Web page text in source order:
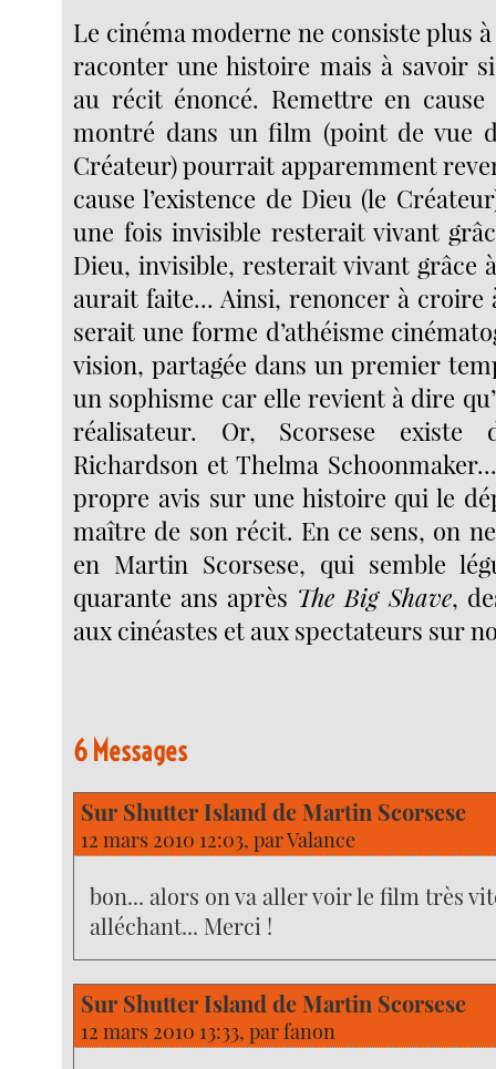
Le cinéma moderne ne consiste plus
raconter une histoire mais à savoir
au récit énoncé. Remettre en
montré dans un film (point de vue
Créateur) pourrait apparemment
cause l’existence de Dieu (le
une fois invisible resterait vivant
Dieu, invisible, resterait vivant grâce
aurait faite... Ainsi, renoncer à croire
serait une forme d’athéisme
vision, partagée dans un premier
un sophisme car elle revient à dire
réalisateur. Or, Scorsese existe
Richardson et Thelma
propre avis sur une histoire qui le
maître de son récit. En ce sens, on
en Martin Scorsese, qui semble
quarante ans après The Big Shave,
aux cinéastes et aux spectateurs sur
6 Messages
Sur Shutter Island de Martin Scorsese
12 mars 2010 12:03, parValance
bon... alors on va aller voir le film très
alléchant... Merci !
Sur Shutter Island de Martin Scorsese
12 mars 2010 13:33, parfanon